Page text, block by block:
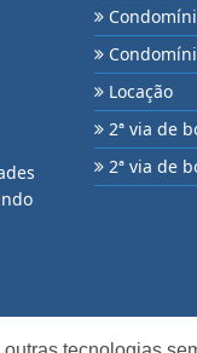
Locação
2ª via de
2ª via de